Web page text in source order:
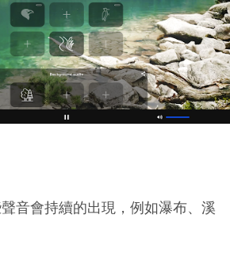
音會持續的出現，例如瀑布、溪